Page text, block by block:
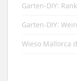
Garten-DIY:
Garten-DIY:
Wieso Mallorca